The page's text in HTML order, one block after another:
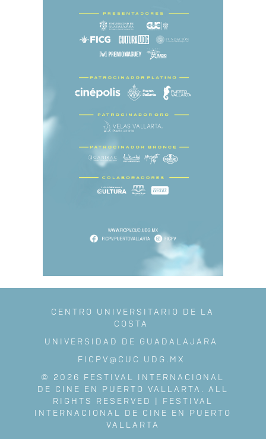
CENTRO UNIVERSITARIO DE LA
COSTA
UNIVERSIDAD DE GUADALAJARA
FICPV@CUC.UDG.MX
© 2026 FESTIVAL INTERNACIONAL
DE CINE EN PUERTO VALLARTA. ALL
RIGHTS RESERVED | FESTIVAL
INTERNACIONAL DE CINE EN PUERTO
VALLARTA